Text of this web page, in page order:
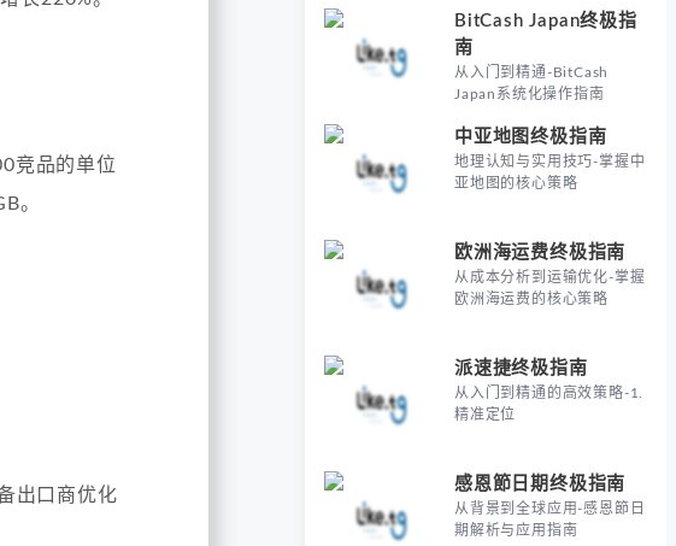
竞品的单位
。
出口商优化
BitCash Japan终极指
南
从入门到精通-BitCash
Japan系统化操作指南
中亚地图终极指南
地理认知与实用技巧-掌握中
亚地图的核心策略
欧洲海运费终极指南
从成本分析到运输优化-掌握
欧洲海运费的核心策略
派速捷终极指南
从入门到精通的高效策略-1.
精准定位
感恩節日期终极指南
从背景到全球应用-感恩節日
期解析与应用指南